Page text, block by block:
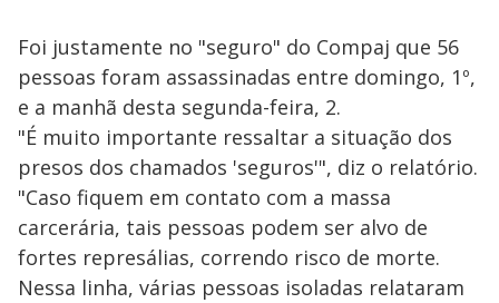
Foi justamente no "seguro" do Compaj que 56
pessoas foram assassinadas entre domingo, 1º,
e a manhã desta segunda-feira, 2.
"É muito importante ressaltar a situação dos
presos dos chamados 'seguros'", diz o relatório.
"Caso fiquem em contato com a massa
carcerária, tais pessoas podem ser alvo de
fortes represálias, correndo risco de morte.
Nessa linha, várias pessoas isoladas relataram